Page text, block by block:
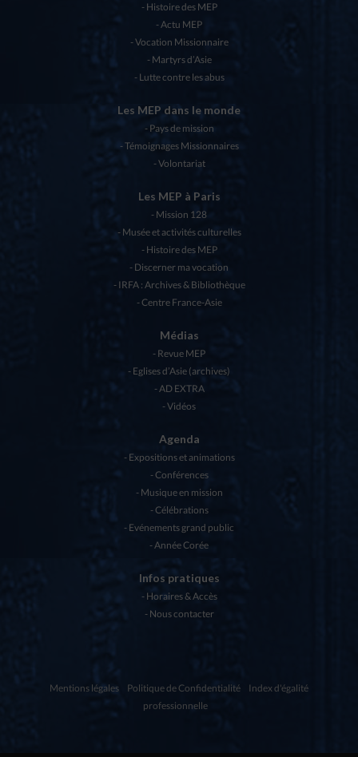
Histoire des MEP
Actu MEP
Vocation Missionnaire
Martyrs d’Asie
Lutte contre les abus
Les MEP dans le monde
Pays de mission
Témoignages Missionnaires
Volontariat
Les MEP à Paris
Mission 128
Musée et activités culturelles
Histoire des MEP
Discerner ma vocation
IRFA : Archives & Bibliothèque
Centre France-Asie
Médias
Revue MEP
Eglises d’Asie (archives)
AD EXTRA
Vidéos
Agenda
Expositions et animations
Conférences
Musique en mission
Célébrations
Evénements grand public
Année Corée
Infos pratiques
Horaires & Accès
Nous contacter
Mentions légales Politique de Confidentialité
Index d'égalité
professionnelle